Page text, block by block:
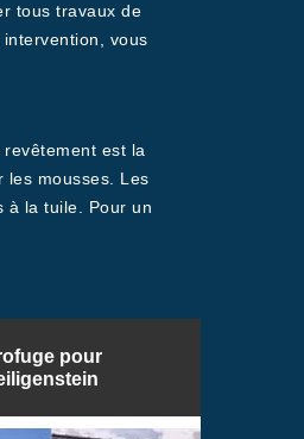
tous travaux de
vous
est la
les mousses. Les
à la tuile. Pour un
pour